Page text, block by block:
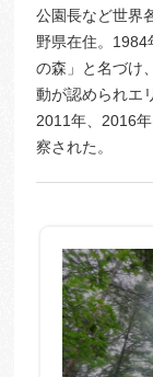
公園長など世界
野県在住。1984
の森」と名づけ
動が認められエ
2011年、2016
察された。